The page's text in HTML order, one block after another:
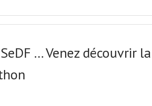
... Venez découvrir